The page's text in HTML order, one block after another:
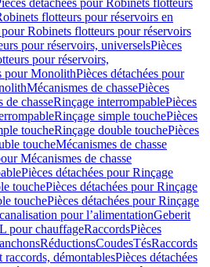
détachées pour Robinets flotteurs
flotteurs pour réservoirs en
pour Robinets flotteurs pour réservoirs
pour réservoirs, universelsPièces
pour réservoirs,
pour MonolithPièces détachées pour
Mécanismes de chassePièces
de chasseRinçage interrompablePièces
Rinçage simple touchePièces
toucheRinçage double touchePièces
toucheMécanismes de chasse
Mécanismes de chasse
Pièces détachées pour Rinçage
touchePièces détachées pour Rinçage
touchePièces détachées pour Rinçage
pour l’alimentationGeberit
pour chauffageRaccordsPièces
RéductionsCoudesTésRaccords
raccords, démontablesPièces détachées